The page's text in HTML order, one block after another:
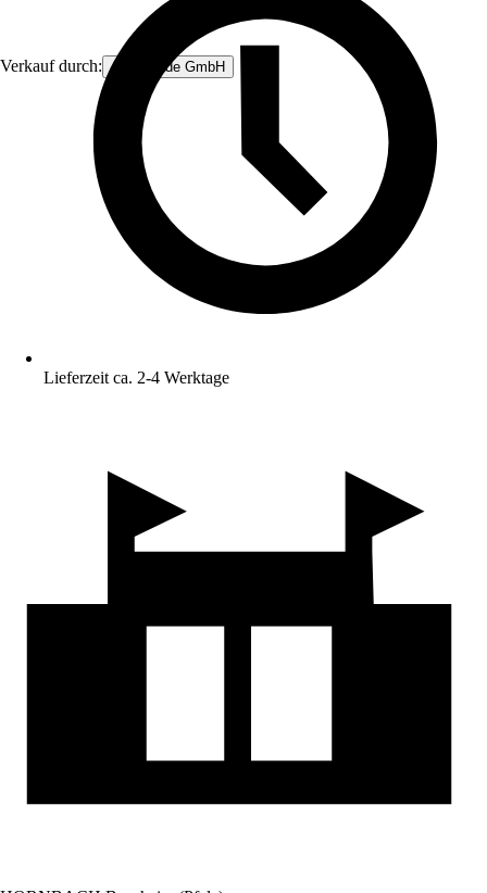
Verkauf durch: Anro Trade GmbH
Lieferzeit ca. 2-4 Werktage